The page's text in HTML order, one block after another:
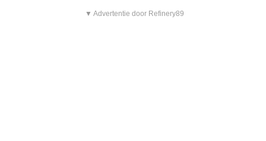
▼ Advertentie door Refinery89